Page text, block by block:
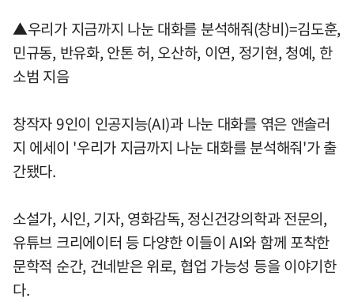
▲우리가 지금까지 나눈 대화를 분석해줘(창비)=김도훈,
민규동, 반유화, 안톤 허, 오산하, 이연, 정기현, 청예, 한
소범 지음
창작자 9인이 인공지능(AI)과 나눈 대화를 엮은 앤솔러
지 에세이 '우리가 지금까지 나눈 대화를 분석해줘'가 출
간됐다.
소설가, 시인, 기자, 영화감독, 정신건강의학과 전문의,
유튜브 크리에이터 등 다양한 이들이 AI와 함께 포착한
문학적 순간, 건네받은 위로, 협업 가능성 등을 이야기한
다.